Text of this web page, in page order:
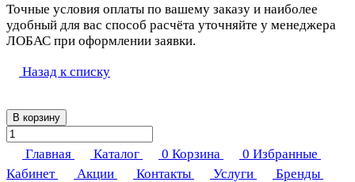
Точные условия оплаты по вашему заказу и наиболее
удобный для вас способ расчёта уточняйте у менеджера
ЛОБАС при оформлении заявки.
Назад к списку
В корзину
Главная Каталог 0 Корзина 0 Избранные
Кабинет
Акции Контакты Услуги
Бренды